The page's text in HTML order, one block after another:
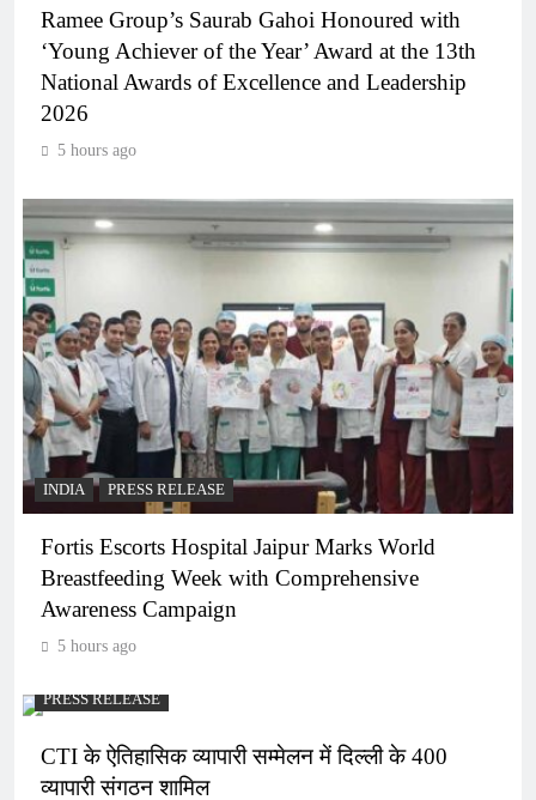
Ramee Group’s Saurab Gahoi Honoured with
‘Young Achiever of the Year’ Award at the 13th
National Awards of Excellence and Leadership
2026
5 hours ago
INDIA PRESS RELEASE
Fortis Escorts Hospital Jaipur Marks World
Breastfeeding Week with Comprehensive
Awareness Campaign
5 hours ago
PRESS RELEASE
CTI के ऐतिहासिक व्यापारी सम्मेलन में दिल्ली के 400
व्यापारी संगठन शामिल